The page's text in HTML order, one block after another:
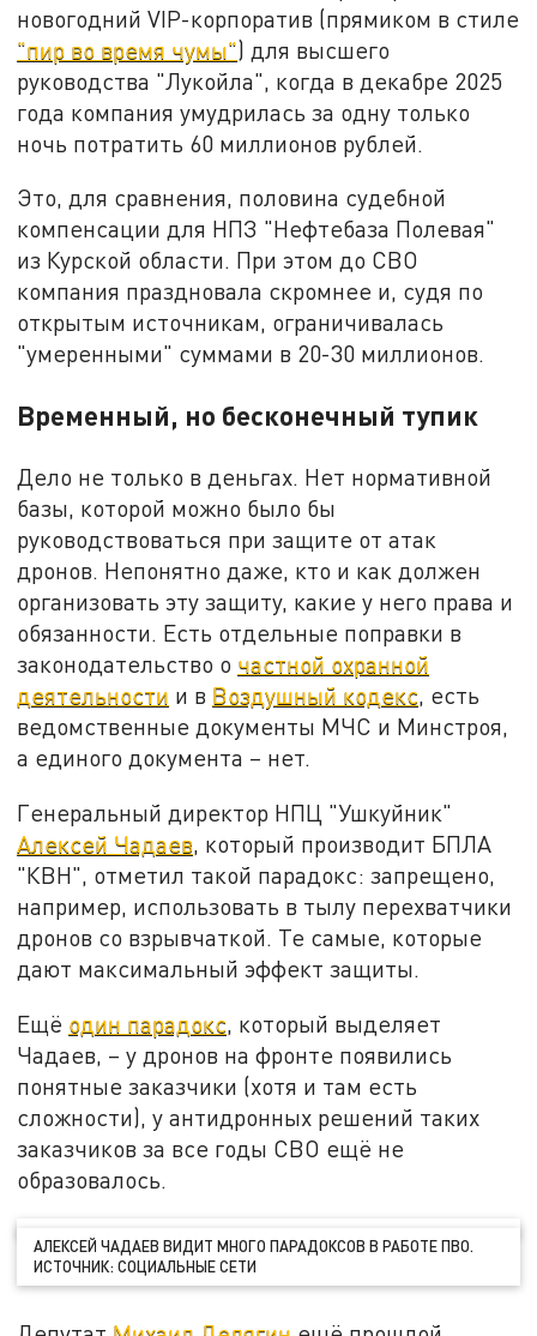
новогодний VIP-корпоратив (прямиком в стиле
"пир во время чумы") для высшего
руководства "Лукойла", когда в декабре 2025
года компания умудрилась за одну только
ночь потратить 60 миллионов рублей.
Это, для сравнения, половина судебной
компенсации для НПЗ "Нефтебаза Полевая"
из Курской области. При этом до СВО
компания праздновала скромнее и, судя по
открытым источникам, ограничивалась
"умеренными" суммами в 20-30 миллионов.
Временный, но бесконечный тупик
Дело не только в деньгах. Нет нормативной
базы, которой можно было бы
руководствоваться при защите от атак
дронов. Непонятно даже, кто и как должен
организовать эту защиту, какие у него права и
обязанности. Есть отдельные поправки в
законодательство о частной охранной
деятельности и в Воздушный кодекс, есть
ведомственные документы МЧС и Минстроя,
а единого документа – нет.
Генеральный директор НПЦ "Ушкуйник"
Алексей Чадаев, который производит БПЛА
"КВН", отметил такой парадокс: запрещено,
например, использовать в тылу перехватчики
дронов со взрывчаткой. Те самые, которые
дают максимальный эффект защиты.
Ещё один парадокс, который выделяет
Чадаев, – у дронов на фронте появились
понятные заказчики (хотя и там есть
сложности), у антидронных решений таких
заказчиков за все годы СВО ещё не
образовалось.
АЛЕКСЕЙ ЧАДАЕВ ВИДИТ МНОГО ПАРАДОКСОВ В РАБОТЕ ПВО.
ИСТОЧНИК: СОЦИАЛЬНЫЕ СЕТИ